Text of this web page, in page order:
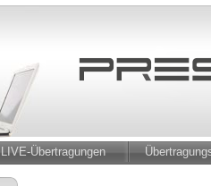
LIVE-Übertragungen